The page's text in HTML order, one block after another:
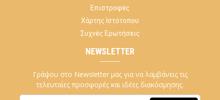
Επιστροφές
Χάρτης Ιστότοπου
Συχνές Ερωτήσεις
NEWSLETTER
Γράψου στο Newsletter μας για να λαμβάνεις τις
τελευταίες προσφορές και ιδέες διακόσμησης.